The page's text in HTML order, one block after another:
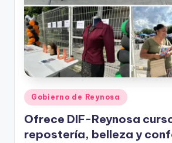
Publicado
en
Gobierno de Reynosa
Ofrece DIF-Reynosa
repostería, belleza y